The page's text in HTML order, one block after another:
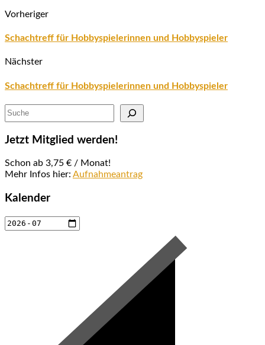
Vorheriger
Schachtreff für Hobbyspielerinnen und Hobbyspieler
Nächster
Schachtreff für Hobbyspielerinnen und Hobbyspieler
Suchen
Jetzt Mitglied werden!
Schon ab 3,75 € / Monat!
Mehr Infos hier: Aufnahmeantrag
Kalender